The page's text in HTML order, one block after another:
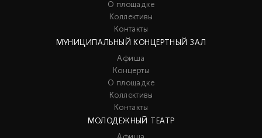
О площадке
Коллективы
Контакты
МУНИЦИПАЛЬНЫЙ КОНЦЕРТНЫЙ ЗАЛ
Афиша
Концерты
О площадке
Коллективы
Контакты
МОЛОДЕЖНЫЙ ТЕАТР